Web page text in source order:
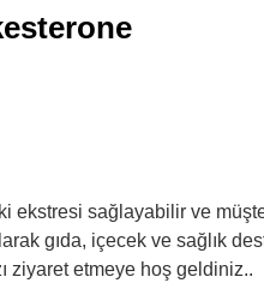
ekstresi sağlayabilir ve
gıda, içecek ve sağlık
ziyaret etmeye hoş geldiniz..